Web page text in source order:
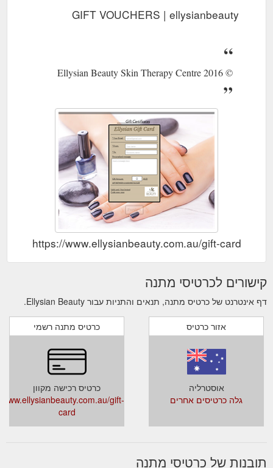
GIFT VOUCHERS | ellysianbeauty
© 2016 Ellysian Beauty Skin Therapy Centre
https://www.ellysianbeauty.com.au/gift-card
קישורים לכרטיסי מתנה
דף אינטרנט של כרטיס מתנה, תנאים והתניות עבור Ellysian Beauty.
כרטיס מתנה רשמי
כרטיס רכישה מקוון
www.ellysianbeauty.com.au/gift-
card
אזור כרטיס
אוסטרליה
גלה כרטיסים אחרים
תובנות של כרטיסי מתנה